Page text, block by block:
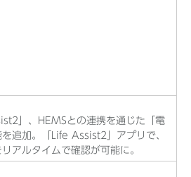
ポイント
」、HEMSとの連携を通じた「電
追加。「Life Assist2」アプリで、
アルタイムで確認が可能に。
要